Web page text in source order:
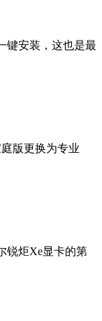
键安装，这也是最
版更换为专业
锐炬Xe显卡的第